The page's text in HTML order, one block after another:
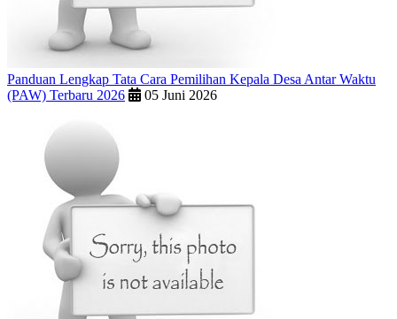
Panduan Lengkap Tata Cara Pemilihan Kepala Desa Antar Waktu
(PAW) Terbaru 2026
05 Juni 2026